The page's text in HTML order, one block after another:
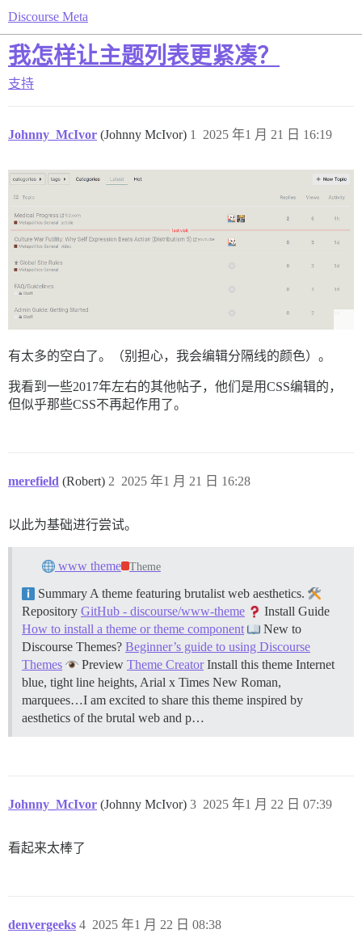
Discourse Meta
我怎样让主题列表更紧凑？
支持
Johnny_McIvor (Johnny McIvor) 2025 年1 月 21 日 16:19
1
有太多的空白了。（别担心，我会编辑分隔线的颜色）。
我看到一些2017年左右的其他帖子，他们是用CSS编辑的，
但似乎那些CSS不再起作用了。
merefield (Robert) 2025 年1 月 21 日 16:28
2
以此为基础进行尝试。
www theme Theme
Summary A theme featuring brutalist web aesthetics.
Repository GitHub - discourse/www-theme
Install Guide
How to install a theme or theme component
New to
Discourse Themes? Beginner’s guide to using Discourse
Themes
Preview Theme CreatorInstall this theme Internet
blue, tight line heights, Arial x Times New Roman,
marquees…I am excited to share this theme inspired by
aesthetics of the brutal web and p…
Johnny_McIvor (Johnny McIvor) 2025 年1 月 22 日 07:39
3
看起来太棒了
denvergeeks 2025 年1 月 22 日 08:38
4